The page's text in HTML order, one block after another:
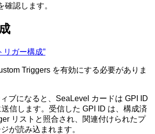
確認します。
リガー構成”
Triggers を有効にする必要がありま
ブになると、SeaLevel カードは GPI ID
信します。受信した GPI ID は、構成済
リストと照合され、関連付けられたプ
が読み込まれます。